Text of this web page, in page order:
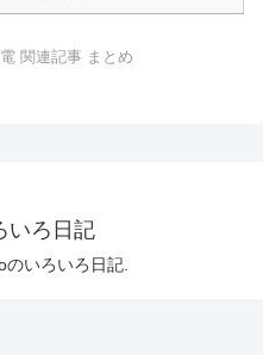
関連記事 まとめ
いろ日記
いろいろ日記.